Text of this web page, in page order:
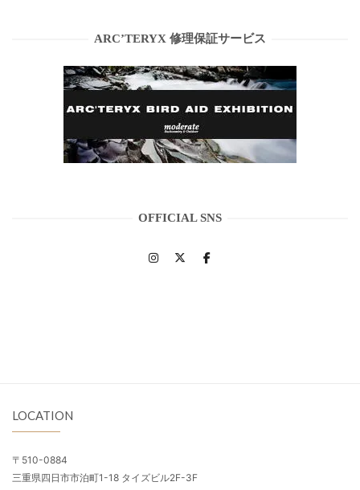
ARC’TERYX 修理保証サービス
OFFICIAL SNS
LOCATION
〒510-0884
三重県四日市市泊町1-18 タイズビル2F-3F